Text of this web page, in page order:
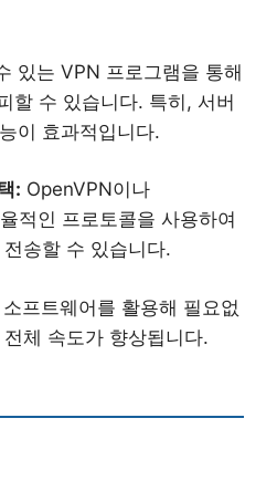
있는 VPN 프로그램을 통해
할 수 있습니다. 특히, 서버
이 효과적입니다.
: OpenVPN이나
적인 프로토콜을 사용하여
송할 수 있습니다.
소프트웨어를 활용해 필요없
체 속도가 향상됩니다.